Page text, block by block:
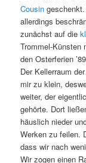
Cousin
allerdings
zunächst auf die
Trommel-Künsten
den Osterferien
Der Kellerraum
mir zu klein,
weiter, der
gehörte. Dort
häuslich nieder
Werken zu feilen.
dass wir nach
Wir zogen einen